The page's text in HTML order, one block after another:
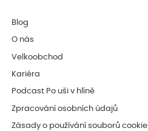
Blog
O nás
Velkoobchod
Kariéra
Podcast Po uši v hlíně
Zpracování osobních údajů
Zásady o používání souborů cookie